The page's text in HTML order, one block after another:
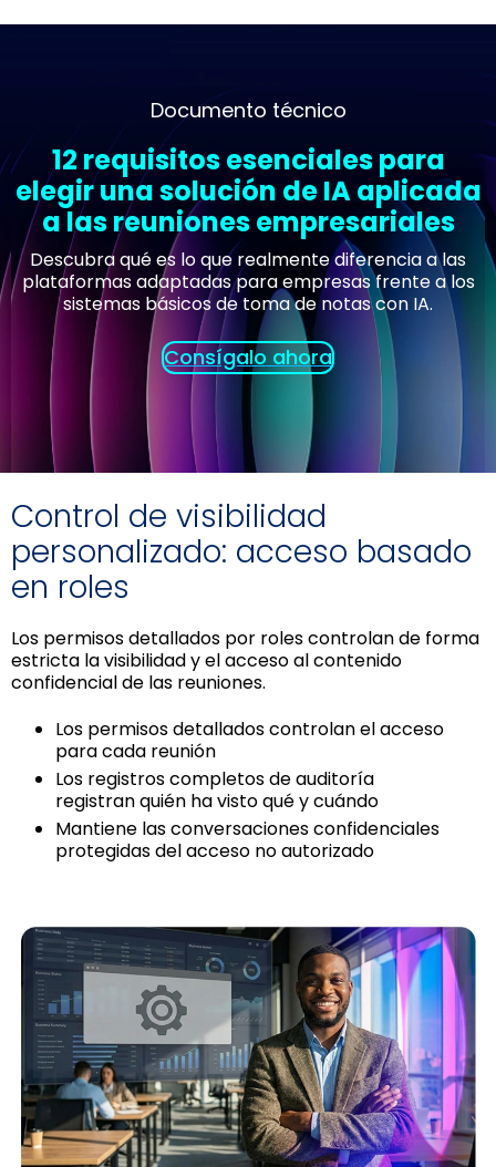
Documento técnico
12 requisitos esenciales para
elegir una solución de IA aplicada
a las reuniones empresariales
Descubra qué es lo que realmente diferencia a las
plataformas adaptadas para empresas frente a los
sistemas básicos de toma de notas con IA.
Consígalo ahora
Control de visibilidad
personalizado: acceso basado
en roles
Los permisos detallados por roles controlan de forma
estricta la visibilidad y el acceso al contenido
confidencial de las reuniones.
Los permisos detallados controlan el acceso
para cada reunión
Los registros completos de auditoría
registran quién ha visto qué y cuándo
Mantiene las conversaciones confidenciales
protegidas del acceso no autorizado